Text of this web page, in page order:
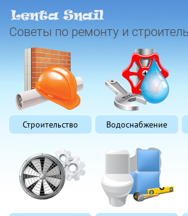
Советы по ремонту и
Строительство Водоснабжение